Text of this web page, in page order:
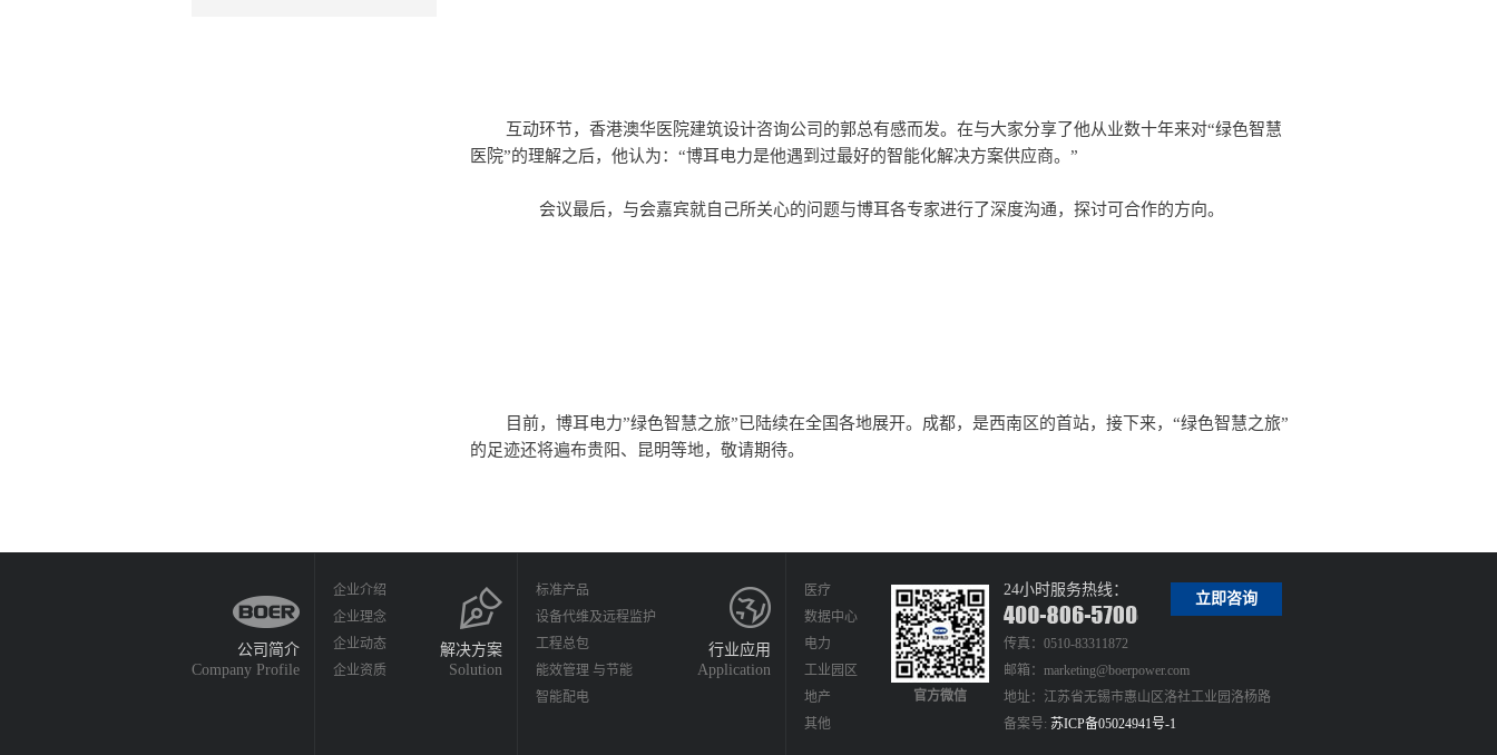
医院”的理解之后，他认为：“博耳电力是他遇到过最好的智能化解决方案供应商。”
	　　会议最后，与会嘉宾就自己所关心的问题与博耳各专家进行了深度沟通，探讨可合作的方向。
的足迹还将遍布贵阳、昆明等地，敬请期待。
公司简介
Company Profile
企业介绍
企业理念
企业动态
企业资质
解决方案
Solution
标准产品
设备代维及远程监护
工程总包
能效管理 与节能
智能配电
行业应用
Application
医疗
数据中心
电力
工业园区
地产
其他
官方微信
24小时服务热线：
立即咨询
传真：0510-83311872
邮箱：marketing@boerpower.com
地址：江苏省无锡市惠山区洛社工业园洛杨路
备案号: 苏ICP备05024941号-1